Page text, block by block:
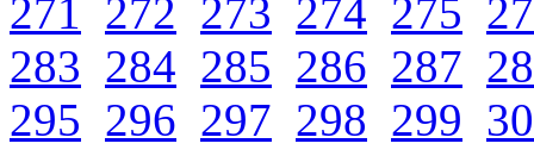
271 272 273 274 275
283 284 285 286 287
295 296 297 298 299